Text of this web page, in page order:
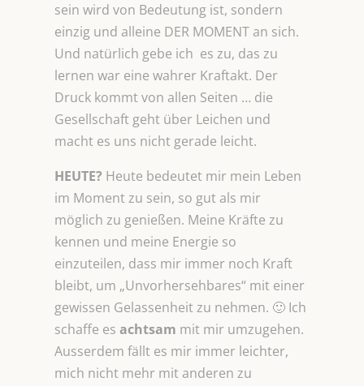
sein wird von Bedeutung ist, sondern
einzig und alleine DER MOMENT an sich.
Und natürlich gebe ich es zu, das zu
lernen war eine wahrer Kraftakt. Der
Druck kommt von allen Seiten … die
Gesellschaft geht über Leichen und
macht es uns nicht gerade leicht.
HEUTE? Heute bedeutet mir mein Leben
im Moment zu sein, so gut als mir
möglich zu genießen. Meine Kräfte zu
kennen und meine Energie so
einzuteilen, dass mir immer noch Kraft
bleibt, um „Unvorhersehbares“ mit einer
gewissen Gelassenheit zu nehmen. 🙂 Ich
schaffe es achtsam mit mir umzugehen.
Ausserdem fällt es mir immer leichter,
mich nicht mehr mit anderen zu